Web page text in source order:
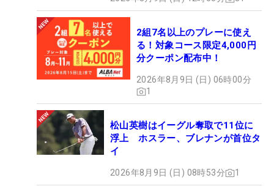
2組7名以上のプレーに使え
る！対象コース限定4,000円
分クーポン配布中！
2026年8月9日 (日) 06時00分
1
松山英樹はイーグル奪取で11位に
浮上 ホスラー、ブレナンが首位タ
イ
2026年8月9日 (日) 08時53分 1